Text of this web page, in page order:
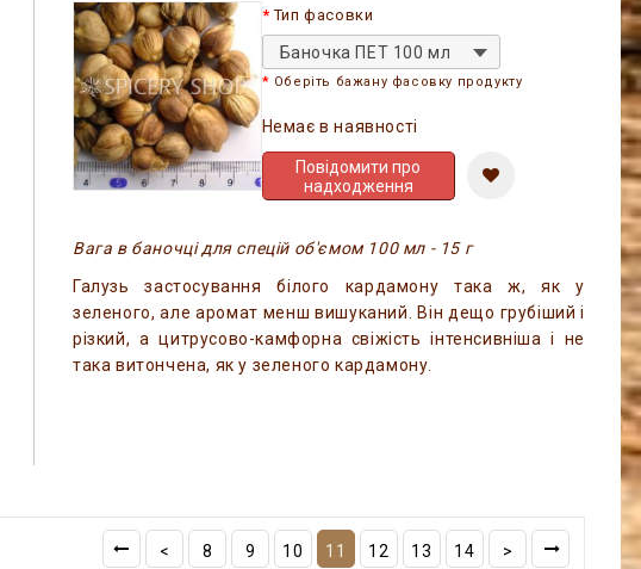
Тип фасовки
Баночка ПЕТ 100 мл
Оберіть бажану фасовку продукту
Немає в наявності
Повідомити про
надходження
Вага в баночці для спецій об'ємом 100 мл - 15 г
Галузь застосування білого кардамону така ж, як у
зеленого, але аромат менш вишуканий. Він дещо грубіший і
різкий, а цитрусово-камфорна свіжість інтенсивніша і не
така витончена, як у зеленого кардамону.
< 8 9 10 11 12 13 14 >